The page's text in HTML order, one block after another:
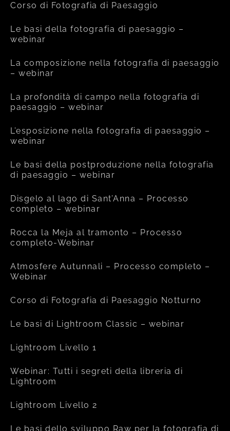
Corso di Fotografia di Paesaggio
Le basi della fotografia di paesaggio –
webinar
La composizione nella fotografia di paesaggio
– webinar
La profondità di campo nella fotografia di
paesaggio – webinar
L’esposizione nella fotografia di paesaggio –
webinar
Le basi della postproduzione nella fotografia
di paesaggio – webinar
Disgelo al lago di Sant’Anna – Processo
completo – webinar
Rocca la Meja al tramonto – Processo
completo-Webinar
Atmosfere Autunnali – Processo completo –
Webinar
Corso di Fotografia di Paesaggio Notturno
Le basi di Lightroom Classic – webinar
Lightroom Livello 1
Webinar: Tutti i segreti della libreria di
Lightroom
Lightroom Livello 2
Le basi dello sviluppo Raw per la fotografia di